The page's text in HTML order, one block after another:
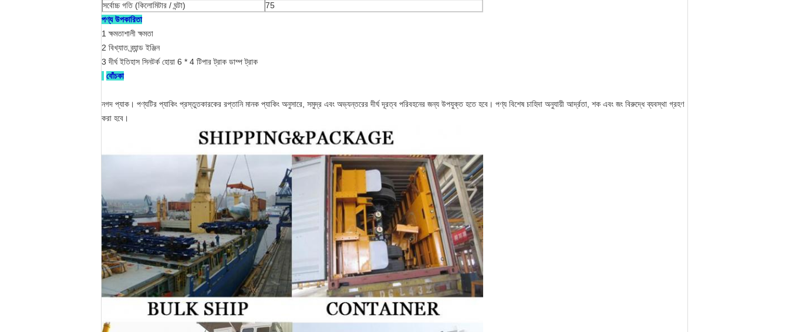
সর্বোচ্চ গতি (কিলোমিটার / ঘন্টা)
75
পণ্য উপকারিতা
1 ক্ষমতাশালী ক্ষমতা
2 বিখ্যাত ব্র্যান্ড ইঞ্জিন
3 দীর্ঘ ইতিহাস সিনটর্ক হোয়া 6 * 4 টিপার ট্রাক ডাম্প ট্রাক
বোঁচকা
নগদ প্যাক। পণ্যটির প্যাকিং প্রস্তুতকারকের রপ্তানি মানক প্যাকিং অনুসারে, সমুদ্র এবং অভ্যন্তরের দীর্ঘ দূরত্ব পরিবহনের জন্য উপযুক্ত হতে হবে। পণ্য বিশেষ চাহিদা অনুযায়ী আর্দ্রতা, শক এবং জং বিরুদ্ধে ব্যবস্থা গ্রহণ
করা হবে।